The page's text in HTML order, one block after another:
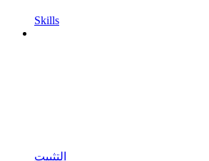
Skills
التثبيت